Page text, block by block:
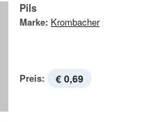
Pils
Marke: Krombacher
Preis: € 0,69